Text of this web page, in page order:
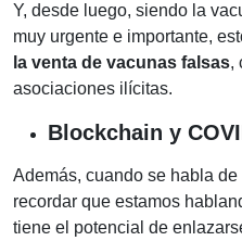
Y, desde luego, siendo la
muy urgente e importante,
la venta de vacunas falsas,
asociaciones ilícitas.
Blockchain y
Además, cuando se habla
recordar que estamos
tiene el potencial de